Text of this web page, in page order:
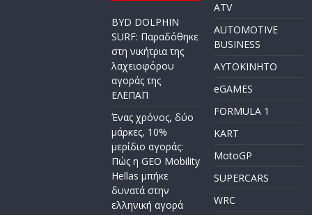
BYD DOLPHIN
SURF: Παραδόθηκε
στη νικήτρια της
λαχειοφόρου
αγοράς της
ΕΛΕΠΑΠ
Ένας χρόνος, δύο
μάρκες, 10%
μερίδιο αγοράς:
Πώς η GEO Mobility
Hellas μπήκε
δυνατά στην
ελληνική αγορά
ATV
AUTOMOTIVE
BUSINESS
AYTOKINHTO
eGAMES
FORMULA 1
KART
MotoGP
SUPERCARS
WRC